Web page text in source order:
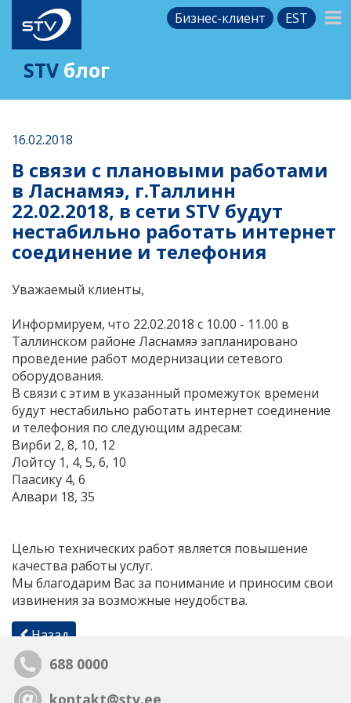
Бизнес-клиент EST
STV блог
16.02.2018
В связи с плановыми работами
в Ласнамяэ, г.Таллинн
22.02.2018, в сети STV будут
нестабильно работать интернет
соединение и телефония
Уважаемый клиенты,
Информируем, что 22.02.2018 с 10.00 - 11.00 в
Таллинском районе Ласнамяэ запланировано
проведение работ модернизации сетевого
оборудования.
В связи с этим в указанный промежуток времени
будут нестабильно работать интернет соединение
и телефония по следующим адресам:
Вирби 2, 8, 10, 12
Лойтсу 1, 4, 5, 6, 10
Паасику 4, 6
Алвари 18, 35
Целью технических работ является повышение
качества работы услуг.
Мы благодарим Вас за понимание и приносим свои
извинения за возможные неудобства.
Назад
688 0000